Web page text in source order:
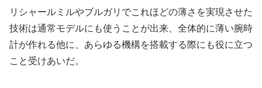
リシャールミルやブルガリでこれほどの薄さを実現させた
技術は通常モデルにも使うことが出来、全体的に薄い腕時
計が作れる他に、あらゆる機構を搭載する際にも役に立つ
こと受けあいだ。